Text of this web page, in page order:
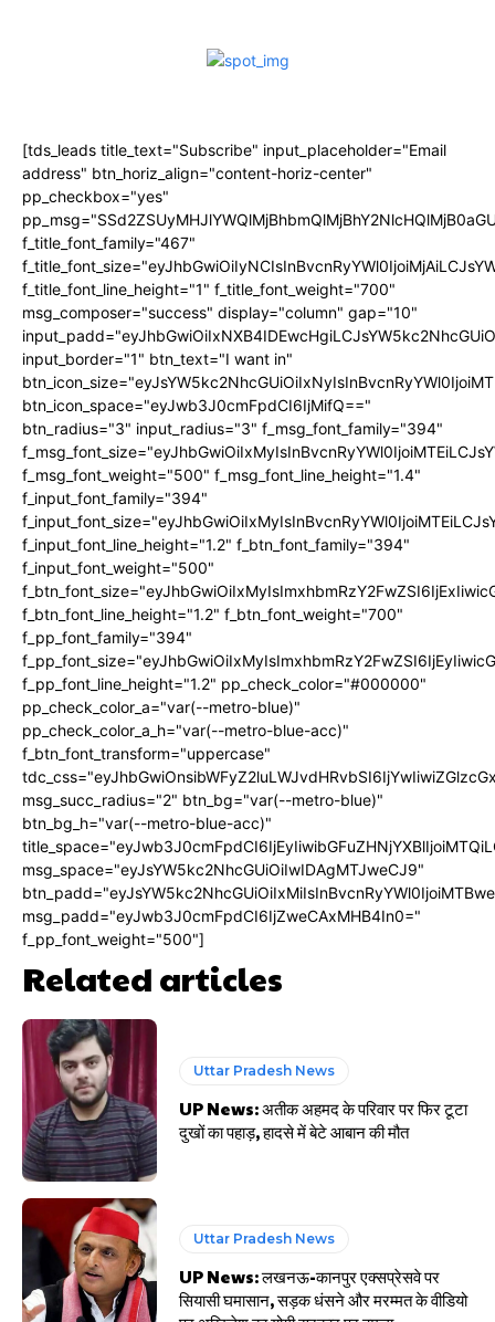
[tds_leads title_text="Subscribe" input_placeholder="Email
address" btn_horiz_align="content-horiz-center"
pp_checkbox="yes"
f_title_font_family="467"
f_title_font_line_height="1" f_title_font_weight="700"
msg_composer="success" display="column" gap="10"
input_border="1" btn_text="I want in"
btn_icon_space="eyJwb3J0cmFpdCI6IjMifQ=="
btn_radius="3" input_radius="3" f_msg_font_family="394"
f_msg_font_weight="500" f_msg_font_line_height="1.4"
f_input_font_family="394"
f_input_font_line_height="1.2" f_btn_font_family="394"
f_input_font_weight="500"
f_btn_font_line_height="1.2" f_btn_font_weight="700"
f_pp_font_family="394"
f_pp_font_line_height="1.2" pp_check_color="#000000"
pp_check_color_a="var(--metro-blue)"
pp_check_color_a_h="var(--metro-blue-acc)"
f_btn_font_transform="uppercase"
msg_succ_radius="2" btn_bg="var(--metro-blue)"
btn_bg_h="var(--metro-blue-acc)"
msg_space="eyJsYW5kc2NhcGUiOiIwIDAgMTJweCJ9"
msg_padd="eyJwb3J0cmFpdCI6IjZweCAxMHB4In0="
f_pp_font_weight="500"]
Related articles
Uttar Pradesh News
UP News: अतीक अहमद के परिवार पर फिर टूटा
दुखों का पहाड़, हादसे में बेटे आबान की मौत
Uttar Pradesh News
UP News: लखनऊ-कानपुर एक्सप्रेसवे पर
सियासी घमासान, सड़क धंसने और मरम्मत के वीडियो